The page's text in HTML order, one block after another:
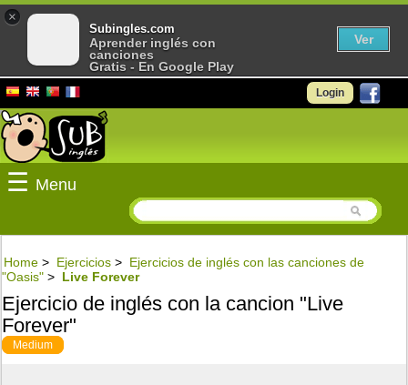
Login
☰ Menu
Home > Ejercicios > Ejercicios de inglés con las canciones de
"Oasis" > Live Forever
Ejercicio de inglés con la cancion "Live
Forever"
Medium
×
Subingles.com
Aprender inglés con
canciones
Gratis - En Google Play
Ver